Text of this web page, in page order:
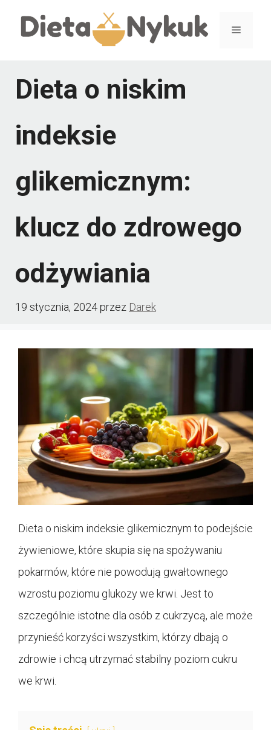
Menu
Dieta o niskim
indeksie
glikemicznym:
klucz do zdrowego
odżywiania
19 stycznia, 2024przez Darek
Dieta o niskim indeksie glikemicznym to podejście
żywieniowe, które skupia się na spożywaniu
pokarmów, które nie powodują gwałtownego
wzrostu poziomu glukozy we krwi. Jest to
szczególnie istotne dla osób z cukrzycą, ale może
przynieść korzyści wszystkim, którzy dbają o
zdrowie i chcą utrzymać stabilny poziom cukru
we krwi.